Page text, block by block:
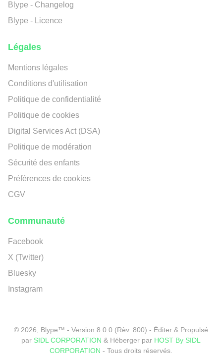
Blype - Changelog
Blype - Licence
Légales
Mentions légales
Conditions d'utilisation
Politique de confidentialité
Politique de cookies
Digital Services Act (DSA)
Politique de modération
Sécurité des enfants
Préférences de cookies
CGV
Communauté
Facebook
X (Twitter)
Bluesky
Instagram
© 2026, Blype™ - Version 8.0.0 (Rèv. 800) - Éditer & Propulsé
par SIDL CORPORATION & Héberger par HOST By SIDL
CORPORATION - Tous droits réservés.